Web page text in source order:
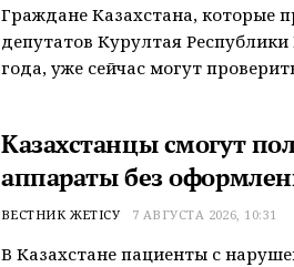
Граждане Казахстана, которые
депутатов Курултая Республики
года, уже сейчас могут
Казахстанцы смогут
аппараты без
ВЕСТНИК ЖЕТІСУ 7 АВГУСТА 2026, 10:31
В Казахстане пациенты с